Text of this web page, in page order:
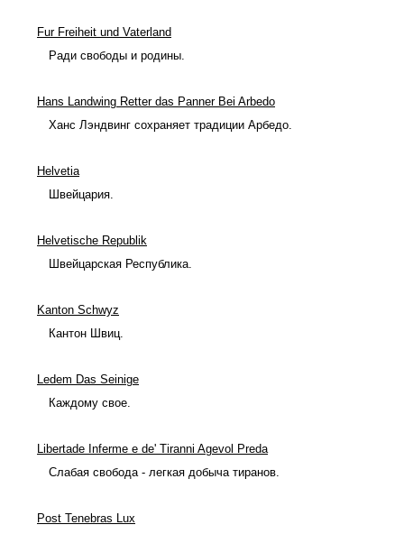
Fur Freiheit und Vaterland
Ради свободы и родины.
Hans Landwing Retter das Panner Bei Arbedo
Ханс Лэндвинг сохраняет традиции Арбедо.
Helvetia
Швейцария.
Helvetische Republik
Швейцарская Республика.
Kanton Schwyz
Кантон Швиц.
Ledem Das Seinige
Каждому свое.
Libertade Inferme e de' Tiranni Agevol Preda
Слабая свобода - легкая добыча тиранов.
Post Tenebras Lux